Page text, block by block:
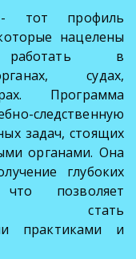
профиль
нацелены
в
судах,
Программа
следственную
задач, стоящих
органами. Она
глубоких
что позволяет
стать
практиками и